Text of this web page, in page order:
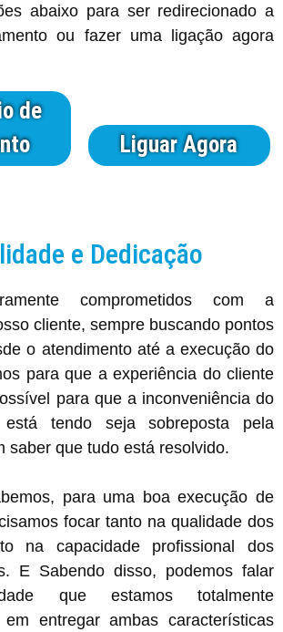
abaixo para ser redirecionado a
ou fazer uma ligação agora
de
Liguar Agora
e Dedicação
comprometidos com a
cliente, sempre buscando pontos
o atendimento até a execução do
para que a experiência do cliente
para que a inconveniência do
está tendo seja sobreposta pela
saber que tudo está resolvido.
para uma boa execução de
focar tanto na qualidade dos
na capacidade profissional dos
E Sabendo disso, podemos falar
que estamos totalmente
em entregar ambas características